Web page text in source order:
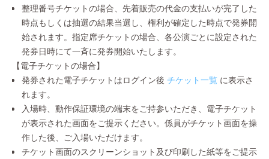
整理番号チケットの場合、先着販売の代金の支払いが完了した
時点もしくは抽選の結果当選し、権利が確定した時点で発券開
始されます。指定席チケットの場合、各公演ごとに設定された
発券日時にて一斉に発券開始いたします。
【電子チケットの場合】
発券された電子チケットはログイン後 チケット一覧 に表示さ
れます。
入場時、動作保証環境の端末をご持参いただき、電子チケット
が表示された画面をご提示ください。係員がチケット画面を操
作した後、ご入場いただけます。
チケット画面のスクリーンショット及び印刷した紙等をご提示